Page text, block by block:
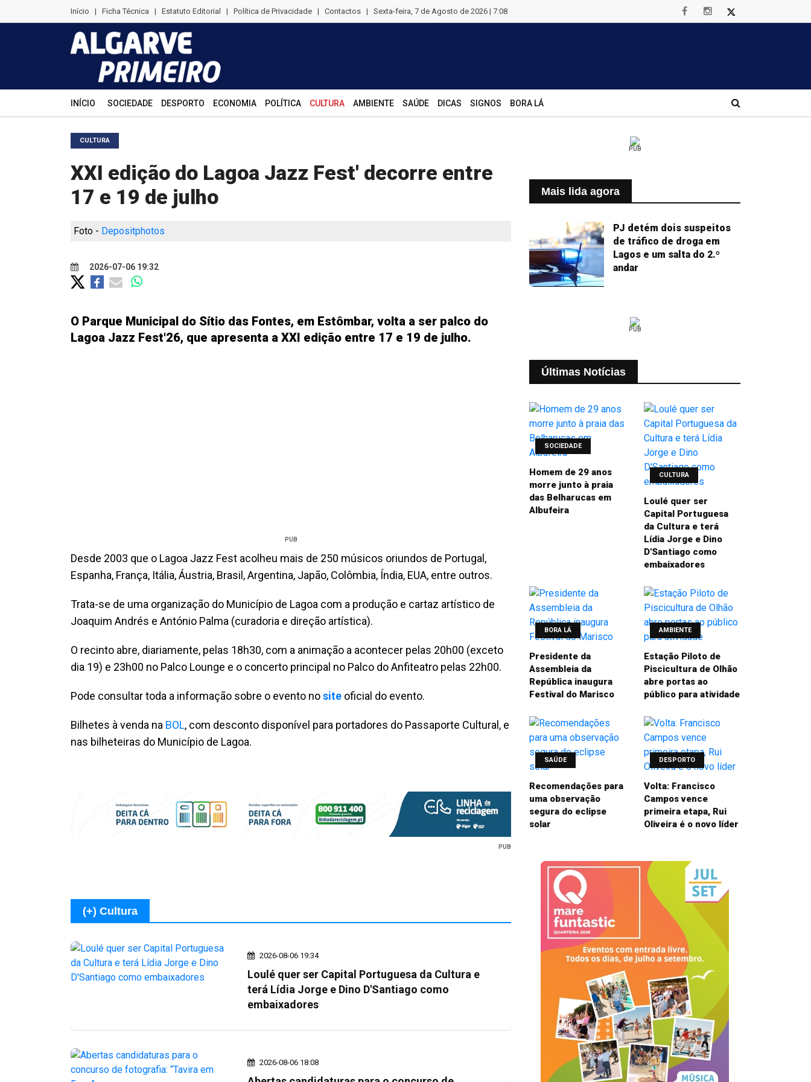
Início | Ficha Técnica | Estatuto Editorial | Política de Privacidade | Contactos | Sexta-feira, 7 de Agosto de 2026 | 7:08
INÍCIO SOCIEDADE DESPORTO ECONOMIA POLÍTICA CULTURA AMBIENTE SAÚDE DICAS SIGNOS BORA LÁ
CULTURA
XXI edição do Lagoa Jazz Fest' decorre entre
17 e 19 de julho
Foto - Depositphotos
2026-07-06 19:32
O Parque Municipal do Sítio das Fontes, em Estômbar, volta a ser palco do
Lagoa Jazz Fest'26, que apresenta a XXI edição entre 17 e 19 de julho.
PUB
Desde 2003 que o Lagoa Jazz Fest acolheu mais de 250 músicos oriundos de Portugal,
Espanha, França, Itália, Áustria, Brasil, Argentina, Japão, Colômbia, Índia, EUA, entre outros.
Trata-se de uma organização do Município de Lagoa com a produção e cartaz artístico de
Joaquim Andrés e António Palma (curadoria e direção artística).
O recinto abre, diariamente, pelas 18h30, com a animação a acontecer pelas 20h00 (exceto
dia 19) e 23h00 no Palco Lounge e o concerto principal no Palco do Anfiteatro pelas 22h00.
Pode consultar toda a informação sobre o evento nosite oficial do evento.
Bilhetes à venda na BOL, com desconto disponível para portadores do Passaporte Cultural, e
nas bilheteiras do Município de Lagoa.
PUB
(+) Cultura
2026-08-06 19:34
Loulé quer ser Capital Portuguesa da Cultura e
terá Lídia Jorge e Dino D'Santiago como
embaixadores
2026-08-06 18:08
PUB
Mais lida agora
PJ detém dois suspeitos
de tráfico de droga em
Lagos e um salta do 2.º
andar
PUB
Últimas Notícias
SOCIEDADE
Homem de 29 anos
morre junto à praia
das Belharucas em
Albufeira
CULTURA
Loulé quer ser
Capital Portuguesa
da Cultura e terá
Lídia Jorge e Dino
D'Santiago como
embaixadores
BORA LÁ
Presidente da
Assembleia da
República inaugura
Festival do Marisco
AMBIENTE
Estação Piloto de
Piscicultura de Olhão
abre portas ao
público para atividade
SAÚDE
Recomendações para
uma observação
segura do eclipse
solar
DESPORTO
Volta: Francisco
Campos vence
primeira etapa, Rui
Oliveira é o novo líder